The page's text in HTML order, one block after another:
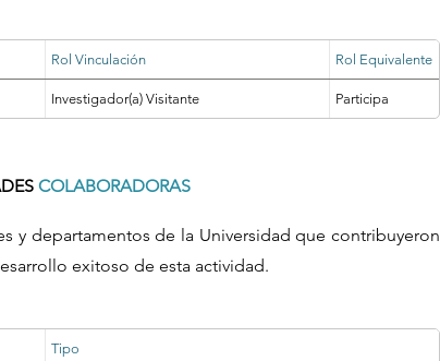
Rol Vinculación Rol Equivalente
Investigador(a) Visitante Participa
COLABORADORAS
y departamentos de la Universidad que contribuyeron
exitoso de esta actividad.
Tipo